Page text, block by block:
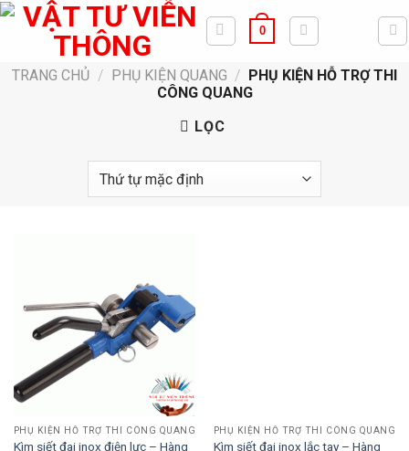
Bỏ
dung
0
TRANG CHỦ / PHỤ KIỆN QUANG / PHỤ KIỆN HỖ TRỢ THI
CÔNG QUANG
LỌC
PHỤ KIỆN HỖ TRỢ THI CÔNG QUANG
Kìm siết đai inox điện lực – Hàng
PHỤ KIỆN HỖ TRỢ THI CÔNG QUANG
Kìm siết đai inox lắc tay – Hàng